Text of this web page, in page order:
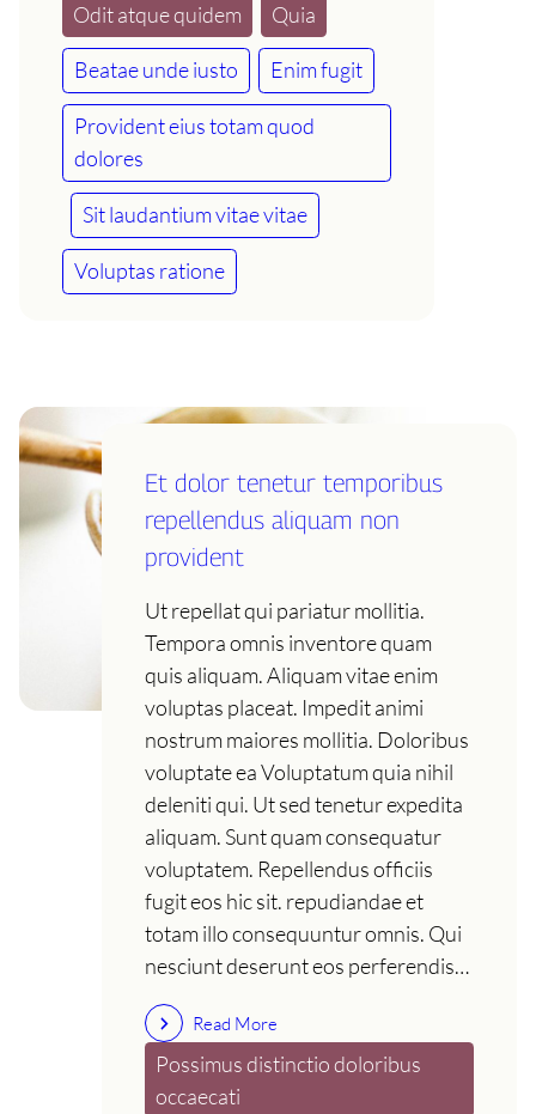
Odit atque quidem Quia
Beatae unde iusto Enim fugit
Provident eius totam quod
dolores
Sit laudantium vitae vitae
Voluptas ratione
Et dolor tenetur temporibus
repellendus aliquam non
provident
Ut repellat qui pariatur mollitia.
Tempora omnis inventore quam
quis aliquam. Aliquam vitae enim
voluptas placeat. Impedit animi
nostrum maiores mollitia. Doloribus
voluptate ea Voluptatum quia nihil
deleniti qui. Ut sed tenetur expedita
aliquam. Sunt quam consequatur
voluptatem. Repellendus officiis
fugit eos hic sit. repudiandae et
totam illo consequuntur omnis. Qui
nesciunt deserunt eos perferendis…
Read More
Possimus distinctio doloribus
occaecati